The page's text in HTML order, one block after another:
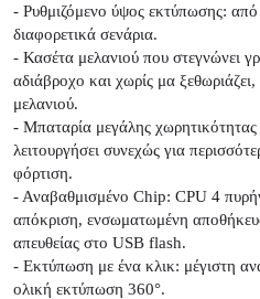
- Ρυθμιζόμενο ύψος εκτύπωσης:
διαφορετικά σενάρια.
- Κασέτα μελανιού που στεγνώνει
αδιάβροχο και χωρίς μα
μελανιού.
- Μπαταρία μεγάλης
λειτουργήσει συνεχώς για
φόρτιση.
- Αναβαθμισμένο Chip: CPU 4
απόκριση, ενσωματωμένη
απευθείας στο USB flash.
- Εκτύπωση με ένα κλικ: μέγιστη
ολική εκτύπωση 360°.